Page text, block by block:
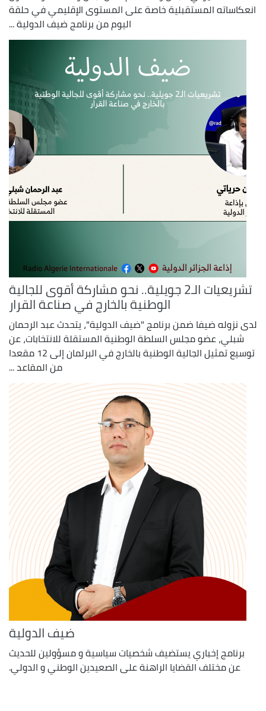
انعكاساته المستقبلية خاصة على المستوى الإقليمي في حلقة
اليوم من برنامج ضيف الدولية ...
تشريعيات الـ2 جويلية.. نحو مشاركة أقوى للجالية
الوطنية بالخارج في صناعة القرار
لدى نزوله ضيفا ضمن برنامج "ضيف الدولية"، يتحدث عبد الرحمان
شبلي، عضو مجلس السلطة الوطنية المستقلة للانتخابات، عن
توسيع تمثيل الجالية الوطنية بالخارج في البرلمان إلى 12 مقعدا
من المقاعد ...
ضيف الدولية
برنامج إخباري يستضيف شخصيات سياسية و مسؤولين للحديث
عن مختلف القضايا الراهنة على الصعيدين الوطني و الدولي.